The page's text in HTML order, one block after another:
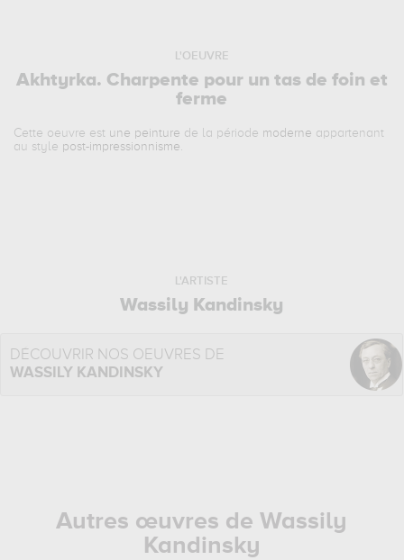
L'OEUVRE
Akhtyrka. Charpente pour un tas de foin et
ferme
Cette oeuvre est une peinture de la période moderne appartenant
au style post-impressionnisme.
L'ARTISTE
Wassily Kandinsky
DÉCOUVRIR NOS OEUVRES DE
WASSILY KANDINSKY
Autres œuvres de Wassily
Kandinsky